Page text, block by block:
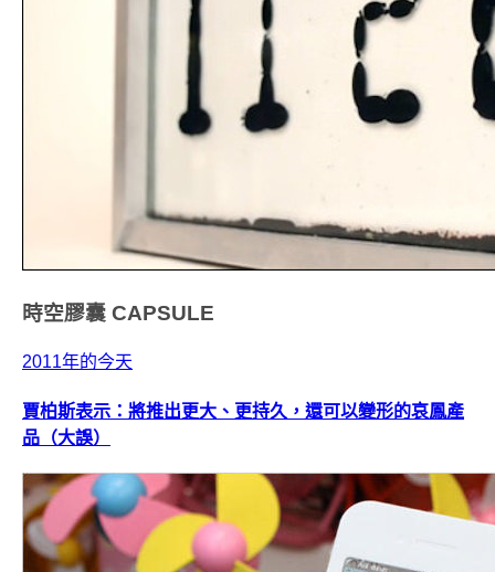
時空膠囊 CAPSULE
2011年的今天
賈柏斯表示：將推出更大、更持久，還可以變形的哀鳳產
品（大誤）